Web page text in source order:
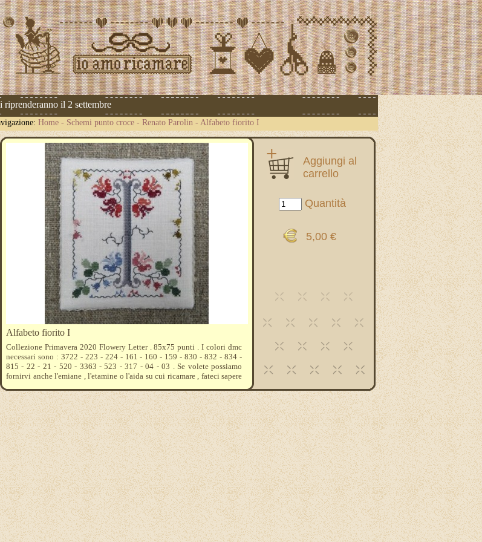
il 2 settembre
Home - Schemi punto croce - Renato Parolin - Alfabeto fiorito I
Aggiungi al
carrello
Quantità
5,00 €
Alfabeto fiorito I
Collezione Primavera 2020 Flowery Letter . 85x75 punti . I colori dmc
necessari sono : 3722 - 223 - 224 - 161 - 160 - 159 - 830 - 832 - 834 -
815 - 22 - 21 - 520 - 3363 - 523 - 317 - 04 - 03 . Se volete possiamo
fornirvi anche l'emiane , l'etamine o l'aida su cui ricamare , fateci sapere